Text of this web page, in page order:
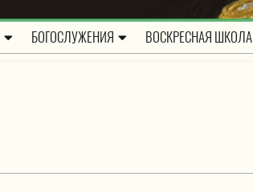
БОГОСЛУЖЕНИЯ ВОСКРЕСНАЯ ШКОЛА